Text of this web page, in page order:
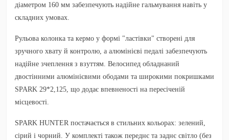
діаметром 160 мм забезпечують надійне гальмування навіть у
складних умовах.
Рульова колонка та кермо у формі "ластівки" створені для
зручного хвату й контролю, а алюмінієві педалі забезпечують
надійне зчеплення з взуттям. Велосипед обладнаний
двостінними алюмінієвими ободами та широкими покришками
SPARK 29*2,125, що додає впевненості на пересіченій
місцевості.
SPARK HUNTER постачається в стильних кольорах: зелений,
сірий і чорний. У комплекті також переднє та заднє світло (без